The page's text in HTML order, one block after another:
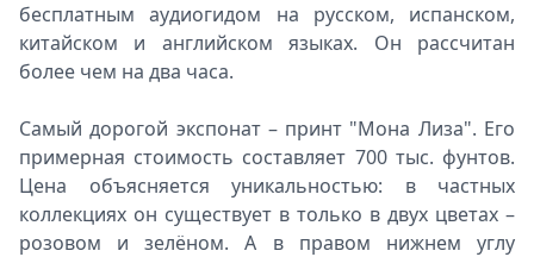
бесплатным аудиогидом на русском, испанском,
китайском и английском языках. Он рассчитан
более чем на два часа.
Самый дорогой экспонат – принт "Мона Лиза". Его
примерная стоимость составляет 700 тыс. фунтов.
Цена объясняется уникальностью: в частных
коллекциях он существует в только в двух цветах –
розовом и зелёном. А в правом нижнем углу